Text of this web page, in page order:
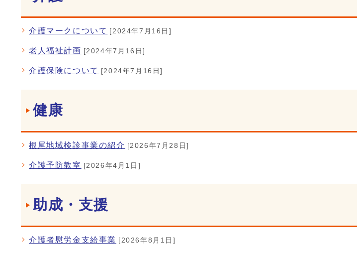
介護マークについて [2024年7月16日]
老人福祉計画 [2024年7月16日]
介護保険について [2024年7月16日]
健康
根尾地域検診事業の紹介 [2026年7月28日]
介護予防教室 [2026年4月1日]
助成・支援
介護者慰労金支給事業 [2026年8月1日]